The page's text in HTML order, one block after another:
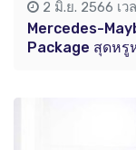
2 มิ.ย. 2566 เว
Mercedes-
Package สุดหรู